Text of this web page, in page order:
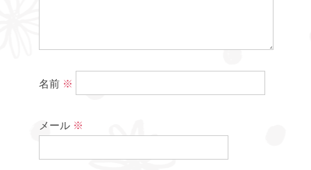
名前 ※
メール ※